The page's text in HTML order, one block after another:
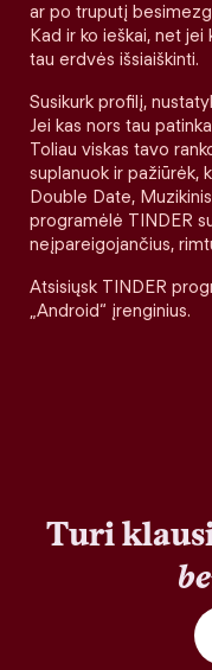
ar po truputį
Kad ir ko ieškai, net jei
tau erdvės išsiaiškinti.
Susikurk profilį,
Jei kas nors tau
Toliau viskas tavo
suplanuok ir pažiūrėk,
Double Date,
programėlė TINDER
neįpareigojančius,
Atsisiųsk TINDER
„Android“ įrenginius.
Turi